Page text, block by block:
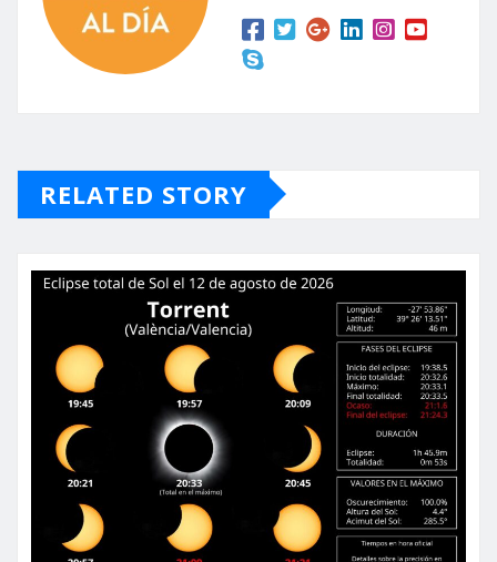
RELATED STORY